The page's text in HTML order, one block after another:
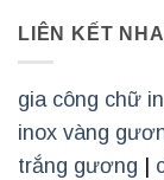
LIÊN KẾT
gia công chữ
inox vàng
trắng gương